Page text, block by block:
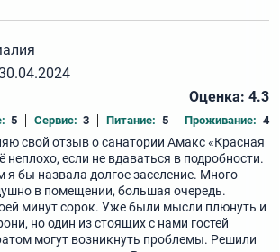
Оценка: 4.3
5 Сервис: 3 Питание: 5 Проживание: 4
свой отзыв о санатории Амакс «Красная
неплохо, если не вдаваться в подробности.
бы назвала долгое заселение. Много
в помещении, большая очередь.
минут сорок. Уже были мысли плюнуть и
но один из стоящих с нами гостей
могут возникнуть проблемы. Решили